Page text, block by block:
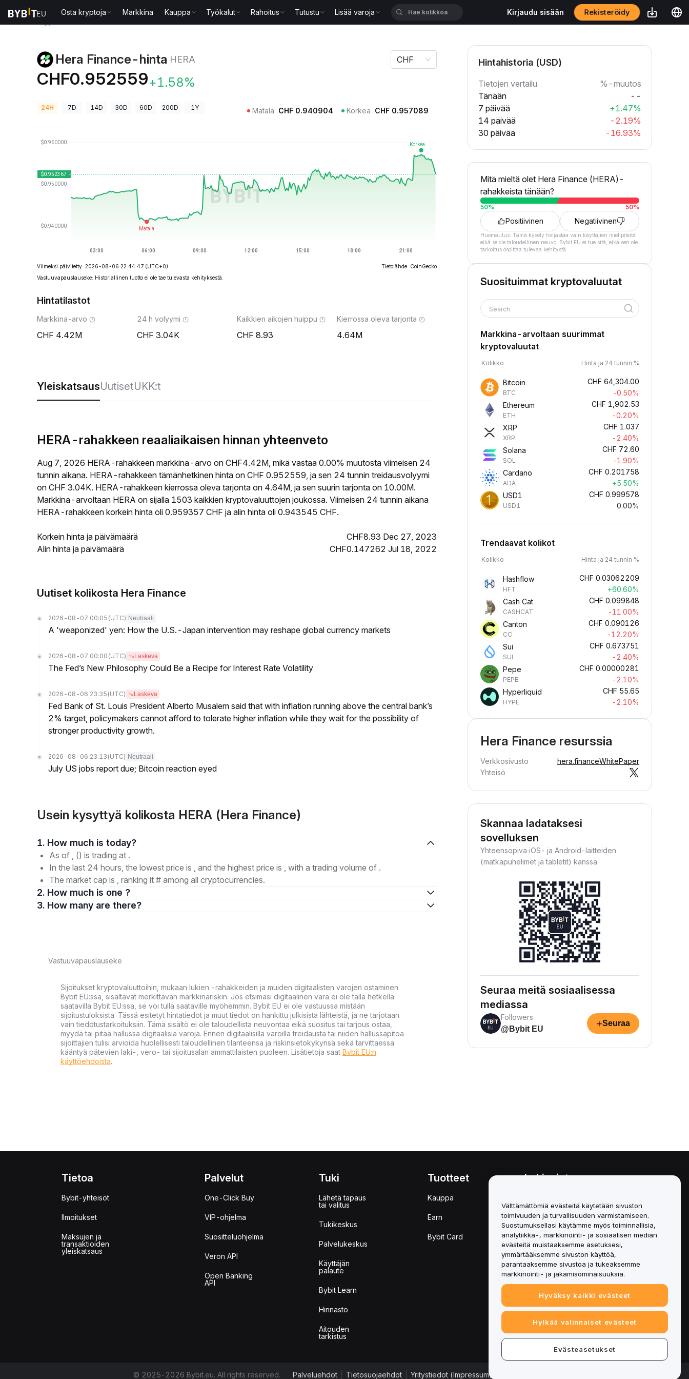
Osta kryptoja Markkina Kauppa Työkalut Rahoitus Tutustu Lisää varoja Kirjaudu sisään Rekisteröidy
Hera Finance-hinta HERA
CHF0.952559+1.58%
CHF
24H 7D 14D 30D 60D 200D 1Y Matala CHF 0.940904 Korkea CHF 0.957089
Viimeksi päivitetty: 2026-08-06 22:44:47 (UTC+0)
Tietolähde: CoinGecko
Vastuuvapauslauseke: Historiallinen tuotto ei ole tae tulevasta kehityksestä.
Hintatilastot
Markkina-arvo
4.42M
24 h volyymi
3.04K
Kaikkien aikojen huippu
8.93
Kierrossa oleva tarjonta
4.64M
YleiskatsausUutisetUKK:t
HERA-rahakkeen reaaliaikaisen hinnan yhteenveto
Aug 7, 2026 HERA-rahakkeen markkina-arvo on CHF4.42M, mikä vastaa 0.00% muutosta viimeisen 24
tunnin aikana. HERA-rahakkeen tämänhetkinen hinta on CHF 0.952559, ja sen 24 tunnin treidausvolyymi
on CHF 3.04K. HERA-rahakkeen kierrossa oleva tarjonta on 4.64M, ja sen suurin tarjonta on 10.00M.
Markkina-arvoltaan HERA on sijalla 1503 kaikkien kryptovaluuttojen joukossa. Viimeisen 24 tunnin aikana
HERA-rahakkeen korkein hinta oli 0.959357 CHF ja alin hinta oli 0.943545 CHF.
Korkein hinta ja päivämäärä
CHF8.93 Dec 27, 2023
Alin hinta ja päivämäärä
CHF0.147262 Jul 18, 2022
Uutiset kolikosta Hera Finance
2026-08-07 00:05 (UTC) Neutraali
A 'weaponized' yen: How the U.S.-Japan intervention may reshape global currency markets
2026-08-07 00:00 (UTC) Laskeva
The Fed’s New Philosophy Could Be a Recipe for Interest Rate Volatility
2026-08-06 23:35 (UTC) Laskeva
Fed Bank of St. Louis President Alberto Musalem said that with inflation running above the central bank’s
2% target, policymakers cannot afford to tolerate higher inflation while they wait for the possibility of
stronger productivity growth.
2026-08-06 23:13 (UTC) Neutraali
July US jobs report due; Bitcoin reaction eyed
Usein kysyttyä kolikosta HERA (Hera Finance)
1. How much is today?
As of , () is trading at .
In the last 24 hours, the lowest price is , and the highest price is , with a trading volume of .
The market cap is , ranking it # among all cryptocurrencies.
2. How much is one ?
3. How many are there?
Vastuuvapauslauseke
Sijoitukset kryptovaluuttoihin, mukaan lukien -rahakkeiden ja muiden digitaalisten varojen ostaminen
Bybit EU:ssa, sisältävät merkittävän markkinariskin. Jos etsimäsi digitaalinen vara ei ole tällä hetkellä
saatavilla Bybit EU:ssa, se voi tulla saataville myöhemmin. Bybit EU ei ole vastuussa mistään
sijoitustuloksista. Tässä esitetyt hintatiedot ja muut tiedot on hankittu julkisista lähteistä, ja ne tarjotaan
vain tiedotustarkoituksiin. Tämä sisältö ei ole taloudellista neuvontaa eikä suositus tai tarjous ostaa,
myydä tai pitää hallussa digitaalisia varoja. Ennen digitaalisilla varoilla treidausta tai niiden hallussapitoa
sijoittajien tulisi arvioida huolellisesti taloudellinen tilanteensa ja riskinsietokykynsä sekä tarvittaessa
kääntyä pätevien laki-, vero- tai sijoitusalan ammattilaisten puoleen. Lisätietoja saat Bybit EU:n
käyttöehdoista.
Hintahistoria (USD)
Tietojen vertailu
%-muutos
Tänään
--
7 päivää
+1.47%
14 päivää
-2.19%
30 päivää
-16.93%
Mitä mieltä olet Hera Finance (HERA)-
rahakkeista tänään?
50% 50%
Positiivinen Negatiivinen
Huomautus: Tämä kysely heijastaa vain käyttäjien mielipiteitä
eikä se ole taloudellinen neuvo. Bybit EU ei tue sitä, eikä sen ole
tarkoitus osoittaa tulevaa kehitystä.
Suosituimmat kryptovaluutat
Search
Markkina-arvoltaan suurimmat
kryptovaluutat
Kolikko Hinta ja 24 tunnin %
Bitcoin
BTC
CHF 64,304.00
-0.50%
Ethereum
ETH
CHF 1,902.53
-0.20%
XRP
XRP
CHF 1.037
-2.40%
Solana
SOL
CHF 72.60
-1.90%
Cardano
ADA
CHF 0.201758
+5.50%
USD1
USD1
CHF 0.999578
0.00%
Trendaavat kolikot
Kolikko Hinta ja 24 tunnin %
Hashflow
HFT
CHF 0.03062209
+60.60%
Cash Cat
CASHCAT
CHF 0.099848
-11.00%
Canton
CC
CHF 0.090126
-12.20%
Sui
SUI
CHF 0.673751
-2.40%
Pepe
PEPE
CHF 0.00000281
-2.10%
Hyperliquid
HYPE
CHF 55.65
-2.10%
Hera Finance resurssia
Verkkosivusto hera.financeWhitePaper
Yhteisö
Skannaa ladataksesi
sovelluksen
Yhteensopiva iOS- ja Android-laitteiden
(matkapuhelimet ja tabletit) kanssa
Seuraa meitä sosiaalisessa
mediassa
Followers
@Bybit EU
+Seuraa
Tietoa
Bybit-yhteisöt
Ilmoitukset
Maksujen ja
transaktioiden
yleiskatsaus
Palvelut
One-Click Buy
VIP-ohjelma
Suositteluohjelma
Veron API
Open Banking
API
Tuki
Lähetä tapaus
tai valitus
Tukikeskus
Palvelukeskus
Käyttäjän
palaute
Bybit Learn
Hinnasto
Aitouden
tarkistus
Tuotteet
Kauppa
Earn
Bybit Card
Lakiasiat
Yhteenveto säilytys- ja
hallinnointikäytännöstä
ESG-tiedot
Crypto-Asset White Papers
© 2025-2026 Bybit.eu. All rights reserved. Palveluehdot Tietosuojaehdot Yritystiedot (Impressum)
Välttämättömiä evästeitä käytetään sivuston
toimivuuden ja turvallisuuden varmistamiseen.
Suostumuksellasi käytämme myös toiminnallisia,
analytiikka-, markkinointi- ja sosiaalisen median
evästeitä muistaaksemme asetuksesi,
ymmärtääksemme sivuston käyttöä,
parantaaksemme sivustoa ja tukeaksemme
markkinointi- ja jakamisominaisuuksia.
Hyväksy kaikki evästeet
Hylkää valinnaiset evästeet
Evästeasetukset